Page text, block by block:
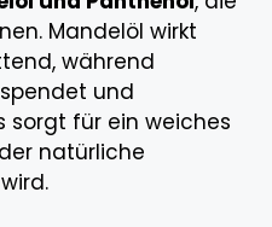
Mandelöl wirkt
während
und
sorgt für ein weiches
natürliche